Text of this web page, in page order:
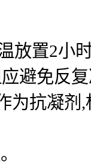
放置2小
避免反
为抗凝剂